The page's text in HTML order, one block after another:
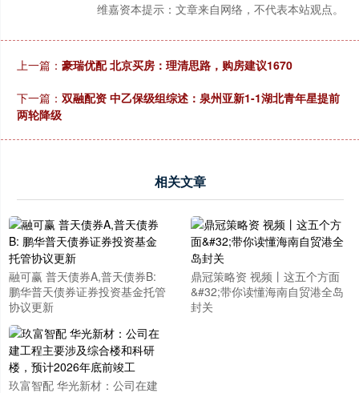
维嘉资本提示：文章来自网络，不代表本站观点。
上一篇： 豪瑞优配 北京买房：理清思路，购房建议1670
下一篇： 双融配资 中乙保级组综述：泉州亚新1-1湖北青年星提前
两轮降级
相关文章
融可赢 普天债券A,普天债券B:
鹏华普天债券证券投资基金托管
协议更新
鼎冠策略资 视频丨这五个方面
&#32;带你读懂海南自贸港全岛
封关
玖富智配 华光新材：公司在建